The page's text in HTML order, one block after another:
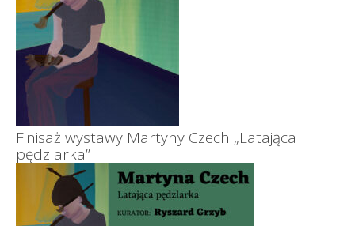
Finisaż wystawy Martyny Czech „Latająca
pędzlarka”